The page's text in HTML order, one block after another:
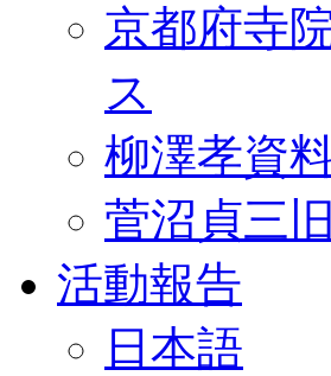
京都府寺
ス
柳澤孝資
菅沼貞三
活動報告
日本語